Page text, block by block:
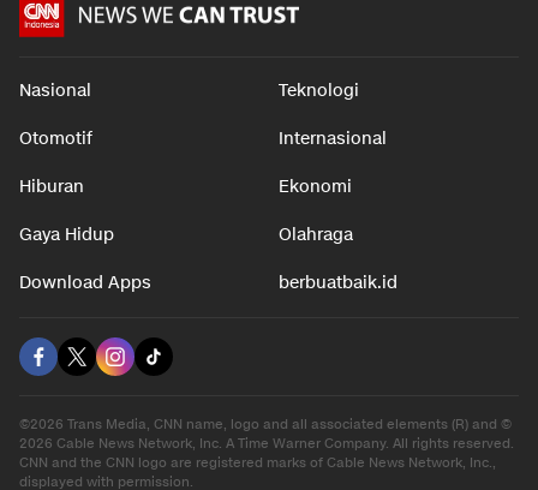
Nasional Teknologi
Otomotif Internasional
Hiburan Ekonomi
Gaya Hidup Olahraga
Download Apps berbuatbaik.id
©2026 Trans Media, CNN name, logo and all associated elements (R) and ©
2026 Cable News Network, Inc. A Time Warner Company. All rights reserved.
CNN and the CNN logo are registered marks of Cable News Network, Inc.,
displayed with permission.